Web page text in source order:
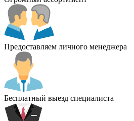
Предоставляем личного менеджера
Бесплатный выезд специалиста